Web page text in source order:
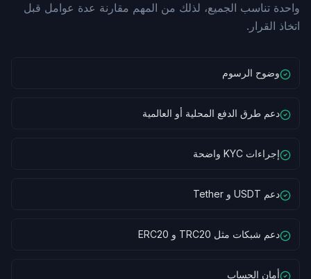
واحدة تناسب الجميع، لذلك من المهم مقارنة عدة عوامل قبل
اتخاذ القرار.
وضوح الرسوم
دعم طرق الدفع المحلية أو العالمية
إجراءات KYC واضحة
دعم USDT و Tether
دعم شبكات مثل TRC20 و ERC20
أمان الحساب